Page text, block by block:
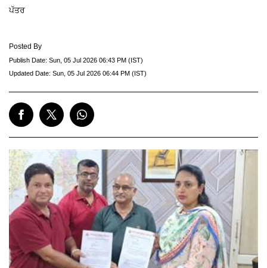
ਪੱਤਰ
Posted By
Publish Date: Sun, 05 Jul 2026 06:43 PM (IST)
Updated Date: Sun, 05 Jul 2026 06:44 PM (IST)